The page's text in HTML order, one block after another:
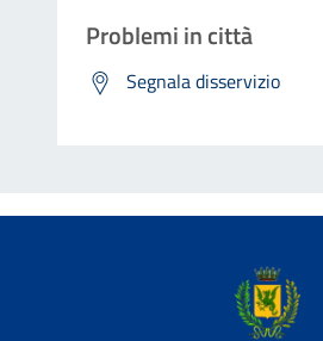
Problemi in città
Segnala disservizio